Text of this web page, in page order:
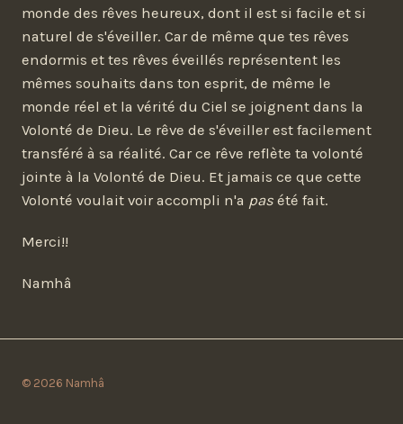
monde des rêves heureux, dont il est si facile et si
naturel de s'éveiller. Car de même que tes rêves
endormis et tes rêves éveillés représentent les
mêmes souhaits dans ton esprit, de même le
monde réel et la vérité du Ciel se joignent dans la
Volonté de Dieu. Le rêve de s'éveiller est facilement
transféré à sa réalité. Car ce rêve reflète ta volonté
jointe à la Volonté de Dieu. Et jamais ce que cette
Volonté voulait voir accompli n'a pas été fait.
Merci!!
Namhâ
© 2026 Namhâ